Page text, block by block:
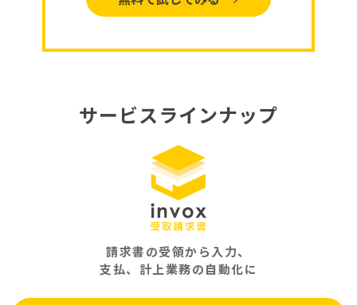
サービスラインナップ
請求書の受領から入力、
支払、計上業務の自動化に